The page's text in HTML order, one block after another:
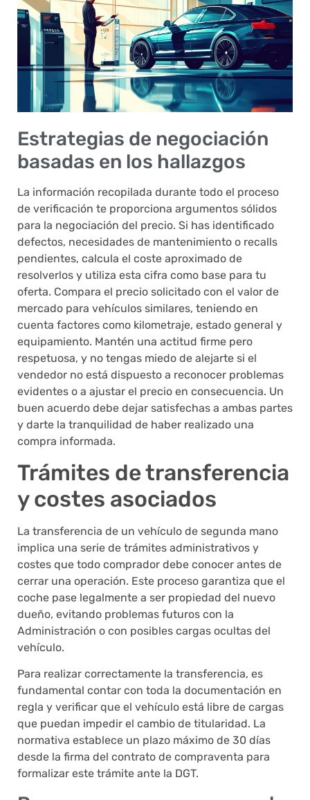
Estrategias de negociación
basadas en los hallazgos
La información recopilada durante todo el proceso
de verificación te proporciona argumentos sólidos
para la negociación del precio. Si has identificado
defectos, necesidades de mantenimiento o recalls
pendientes, calcula el coste aproximado de
resolverlos y utiliza esta cifra como base para tu
oferta. Compara el precio solicitado con el valor de
mercado para vehículos similares, teniendo en
cuenta factores como kilometraje, estado general y
equipamiento. Mantén una actitud firme pero
respetuosa, y no tengas miedo de alejarte si el
vendedor no está dispuesto a reconocer problemas
evidentes o a ajustar el precio en consecuencia. Un
buen acuerdo debe dejar satisfechas a ambas partes
y darte la tranquilidad de haber realizado una
compra informada.
Trámites de transferencia
y costes asociados
La transferencia de un vehículo de segunda mano
implica una serie de trámites administrativos y
costes que todo comprador debe conocer antes de
cerrar una operación. Este proceso garantiza que el
coche pase legalmente a ser propiedad del nuevo
dueño, evitando problemas futuros con la
Administración o con posibles cargas ocultas del
vehículo.
Para realizar correctamente la transferencia, es
fundamental contar con toda la documentación en
regla y verificar que el vehículo está libre de cargas
que puedan impedir el cambio de titularidad. La
normativa establece un plazo máximo de 30 días
desde la firma del contrato de compraventa para
formalizar este trámite ante la DGT.